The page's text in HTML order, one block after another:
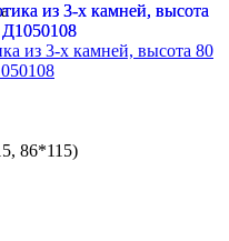
из 3-х камней, высота 80
86*115)